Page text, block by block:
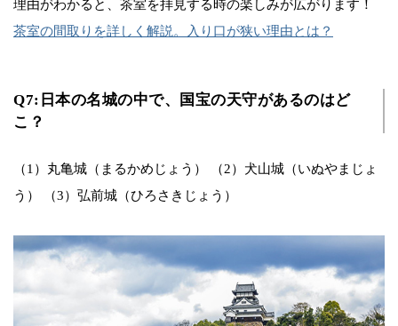
理由がわかると、茶室を拝見する時の楽しみが広がります！
茶室の間取りを詳しく解説。入り口が狭い理由とは？
Q7:日本の名城の中で、国宝の天守があるのはど
こ？
（1）丸亀城（まるかめじょう） （2）犬山城（いぬやまじょ
う） （3）弘前城（ひろさきじょう）